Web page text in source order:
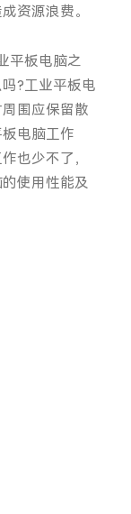
资源浪费。
平板电脑之
?工业平板电
围应保留散
电脑工作
也少不了，
使用性能及